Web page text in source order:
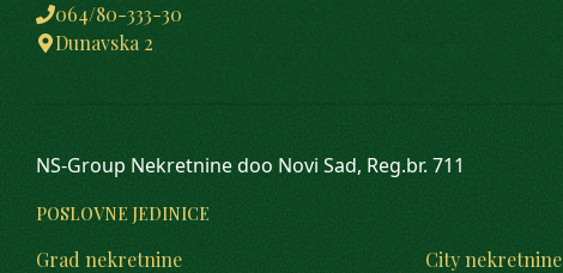
064/80-333-30
Dunavska 2
NS-Group Nekretnine doo Novi Sad, Reg.br. 711
POSLOVNE JEDINICE
Grad nekretnine City nekretnine